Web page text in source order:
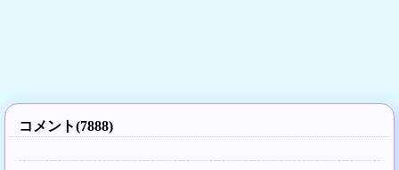
コメント(7888)